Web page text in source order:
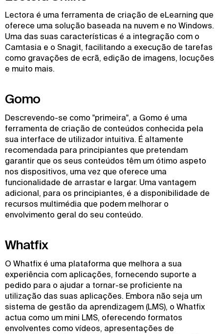
Lectora é uma ferramenta de criação de eLearning que
oferece uma solução baseada na nuvem e no Windows.
Uma das suas características é a integração com o
Camtasia e o Snagit, facilitando a execução de tarefas
como gravações de ecrã, edição de imagens, locuções
e muito mais.
Gomo
Descrevendo-se como "primeira", a Gomo é uma
ferramenta de criação de conteúdos conhecida pela
sua interface de utilizador intuitiva. É altamente
recomendada para principiantes que pretendam
garantir que os seus conteúdos têm um ótimo aspeto
nos dispositivos, uma vez que oferece uma
funcionalidade de arrastar e largar. Uma vantagem
adicional, para os principiantes, é a disponibilidade de
recursos multimédia que podem melhorar o
envolvimento geral do seu conteúdo.
Whatfix
O Whatfix é uma plataforma que melhora a sua
experiência com aplicações, fornecendo suporte a
pedido para o ajudar a tornar-se proficiente na
utilização das suas aplicações. Embora não seja um
sistema de gestão da aprendizagem (LMS), o Whatfix
actua como um mini LMS, oferecendo formatos
envolventes como vídeos, apresentações de